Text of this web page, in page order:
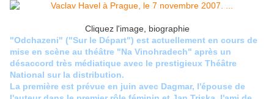
Cliquez l'image, biographie
"Odchazeni" ("Sur le Départ") est actuellement en cours de
mise en scène au théâtre "Na Vinohradech" après un
désaccord très médiatique avec le prestigieux Théâtre
National sur la distribution.
La première est prévue en juin avec Dagmar, l'épouse de